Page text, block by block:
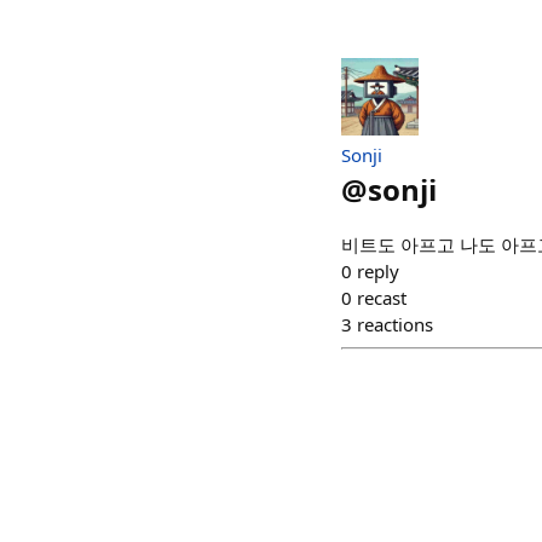
Sonji
@sonji
비트도 아프고 나도 아프
0 reply
0 recast
3 reactions